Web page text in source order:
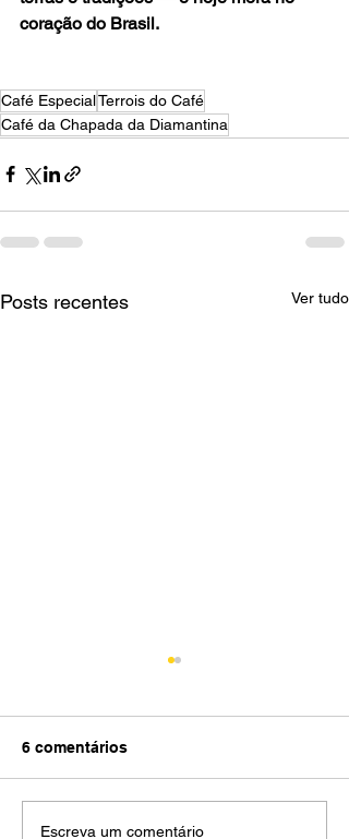
coração do Brasil.
Café EspecialTerrois do Café
Café da Chapada da Diamantina
Posts recentes Ver tudo
A cidade também tem
6 comentários
Escreva um comentário